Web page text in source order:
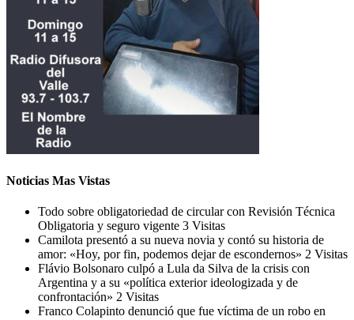
Noticias Mas Vistas
Todo sobre obligatoriedad de circular con Revisión Técnica
Obligatoria y seguro vigente 3 Visitas
Camilota presentó a su nueva novia y contó su historia de
amor: «Hoy, por fin, podemos dejar de escondernos» 2 Visitas
Flávio Bolsonaro culpó a Lula da Silva de la crisis con
Argentina y a su «política exterior ideologizada y de
confrontación» 2 Visitas
Franco Colapinto denunció que fue víctima de un robo en